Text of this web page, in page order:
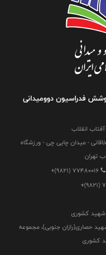
فدراسیون دوومیدانی
انقلاب
- میدان چایی چی - ورزشگاه
تهران
+(9821) 77480016
+(9821)
کشوری
شهید حصاری(رازان جنوبی)، مجموعه
کشوری